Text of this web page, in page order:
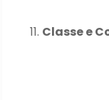
Classe e